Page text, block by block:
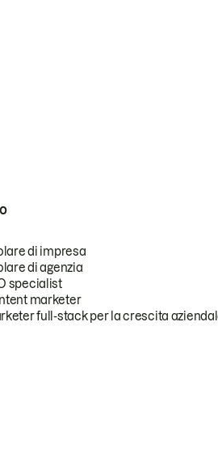
di impresa
di agenzia
specialist
marketer
full-stack per la crescita